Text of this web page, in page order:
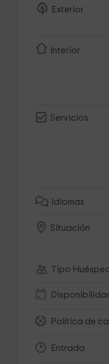
Exterior
Interior
Servicios
Idiomas
Situación
Tipo Huésped
Política de
Entrada